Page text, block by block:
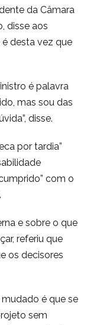
da Câmara
disse aos
é desta vez que
é palavra
mas sou das
disse.
por tardia”
com o
e sobre o que
referiu que
os decisores
é que se
sem